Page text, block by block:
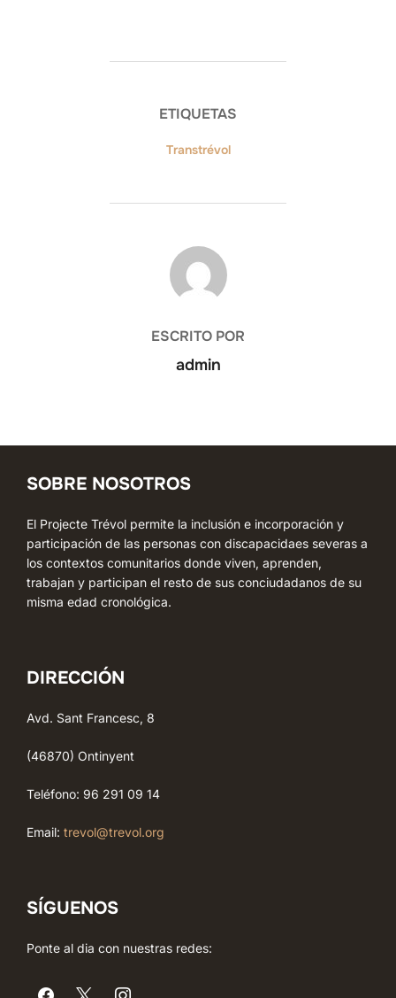
ETIQUETAS
Transtrévol
AUTOR DE LA ENTRADA
ESCRITO POR
admin
SOBRE NOSOTROS
El Projecte Trévol permite la inclusión e incorporación y
participación de las personas con discapacidaes severas a
los contextos comunitarios donde viven, aprenden,
trabajan y participan el resto de sus conciudadanos de su
misma edad cronológica.
DIRECCIÓN
Avd. Sant Francesc, 8
(46870) Ontinyent
Teléfono: 96 291 09 14
Email: trevol@trevol.org
SÍGUENOS
Ponte al dia con nuestras redes: